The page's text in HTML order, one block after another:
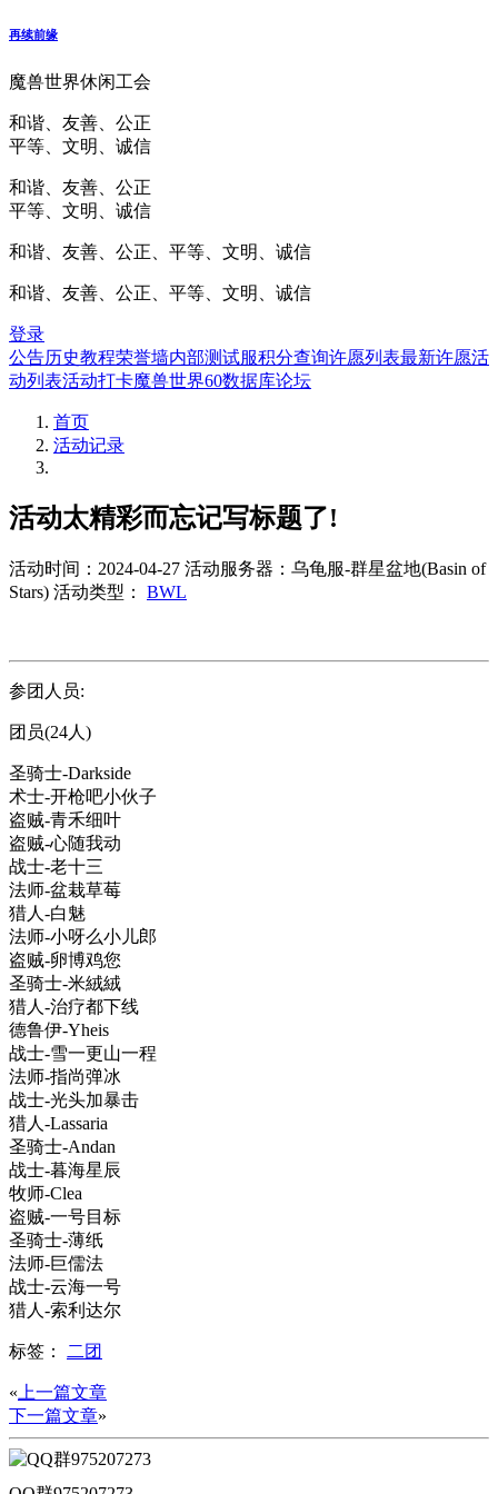
再续前缘
魔兽世界休闲工会
和谐、友善、公正
平等、文明、诚信
和谐、友善、公正
平等、文明、诚信
和谐、友善、公正、平等、文明、诚信
和谐、友善、公正、平等、文明、诚信
登录
公告历史教程荣誉墙内部测试服积分查询许愿列表最新许愿活
动列表活动打卡魔兽世界60数据库论坛
首页
活动记录
活动太精彩而忘记写标题了!
活动时间：2024-04-27 活动服务器：乌龟服-群星盆地(Basin of
Stars) 活动类型： BWL
参团人员:
团员(24人)
圣骑士-Darkside
术士-开枪吧小伙子
盗贼-青禾细叶
盗贼-心随我动
战士-老十三
法师-盆栽草莓
猎人-白魅
法师-小呀么小儿郎
盗贼-卵博鸡您
圣骑士-米絨絨
猎人-治疗都下线
德鲁伊-Yheis
战士-雪一更山一程
法师-指尚弹冰
战士-光头加暴击
猎人-Lassaria
圣骑士-Andan
战士-暮海星辰
牧师-Clea
盗贼-一号目标
圣骑士-薄纸
法师-巨儒法
战士-云海一号
猎人-索利达尔
标签： 二团
« 上一篇文章
下一篇文章»